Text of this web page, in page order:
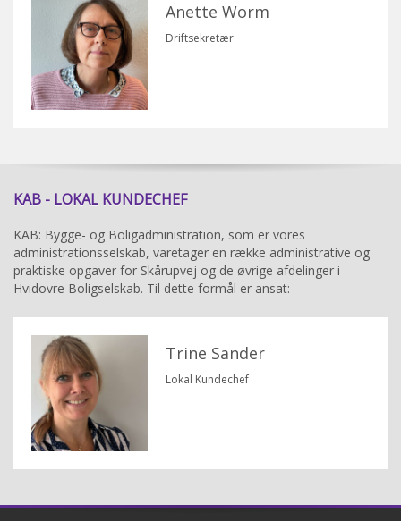
Anette Worm
Driftsekretær
KAB - LOKAL KUNDECHEF
KAB: Bygge- og Boligadministration, som er vores
administrationsselskab, varetager en række administrative og
praktiske opgaver for Skårupvej og de øvrige afdelinger i
Hvidovre Boligselskab. Til dette formål er ansat:
Trine Sander
Lokal Kundechef